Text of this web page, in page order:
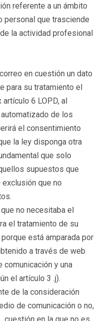
referente a un ámbito
personal que trasciende
la actividad profesional
en cuestión un dato
para su tratamiento el
6 LOPD, al
de los
el consentimiento
la ley disponga otra
que solo
supuestos que
que no
no necesitaba el
el tratamiento de su
está amparada por
a través de web
comunicación y una
el artículo 3 .j).
de la consideración
de comunicación o no,